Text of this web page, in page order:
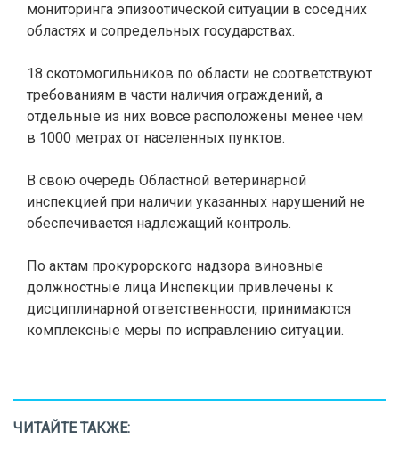
мониторинга эпизоотической ситуации в соседних
областях и сопредельных государствах.
18 скотомогильников по области не соответствуют
требованиям в части наличия ограждений, а
отдельные из них вовсе расположены менее чем
в 1000 метрах от населенных пунктов.
В свою очередь Областной ветеринарной
инспекцией при наличии указанных нарушений не
обеспечивается надлежащий контроль.
По актам прокурорского надзора виновные
должностные лица Инспекции привлечены к
дисциплинарной ответственности, принимаются
комплексные меры по исправлению ситуации.
ЧИТАЙТЕ ТАКЖЕ: